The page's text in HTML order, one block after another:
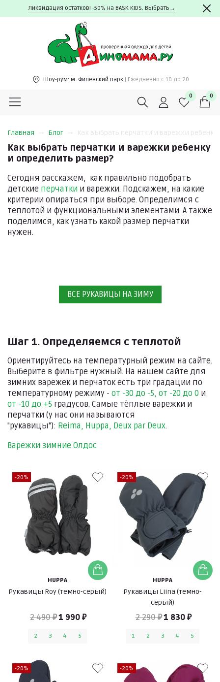
Ликвидация остатков! -50% на BASK KIDS. Выбрать→
Шоу-рум: м. Филевский парк | Ежедневно c 10 до 20
0 0
Главная Блог Как выбрать перчатки и варежки
Как выбрать перчатки и варежки ребенку
и определить размер?
Сегодня расскажем, как правильно подобрать
детские перчатки и варежки. Подскажем, на какие
критерии опираться при выборе. Определимся с
теплотой и функциональными элементами. А также
поделимся, как узнать какой размер перчатки
нужен.
ВСЕ РУКАВИЦЫ НА ЗИМУ
Шаг 1. Определяемся с теплотой
Ориентируйтесь на температурный режим на сайте.
Выберите в фильтре нужный. На нашем сайте для
зимних варежек и перчаток есть три градации по
температурному режиму - от -30 до -5, от -20 до 0 и
от -10 до +5 градусов. Самые тёплые варежки и
перчатки (у нас они называются
"рукавицы"): Reima, Huppa, Deux par Deux.
Варежки зимние Олдос
-20%
HUPPA
Рукавицы Roy (темно-серый)
2 490 ₽1 990 ₽
2 3 4 5
-20%
HUPPA
Рукавицы Liina (темно-
серый)
2 290 ₽1 830 ₽
1 2 3 4 5
-20% -20%